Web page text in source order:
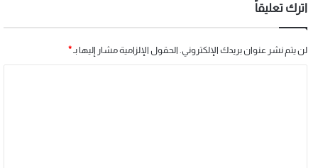
اترك تعليقاً
لن يتم نشر عنوان بريدك الإلكتروني. الحقول الإلزامية مشار إليها بـ *